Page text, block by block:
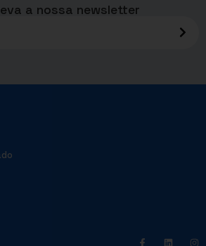
a nossa newsletter